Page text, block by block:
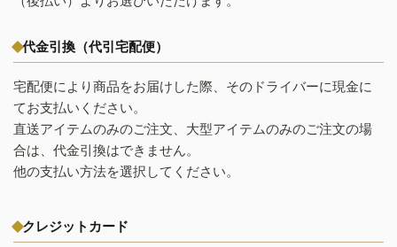
代金引換（代引宅配便）
宅配便により商品をお届けした際、そのドライバーに現金に
てお支払いください。
直送アイテムのみのご注文、大型アイテムのみのご注文の場
合は、代金引換はできません。
他の支払い方法を選択してください。
クレジットカード